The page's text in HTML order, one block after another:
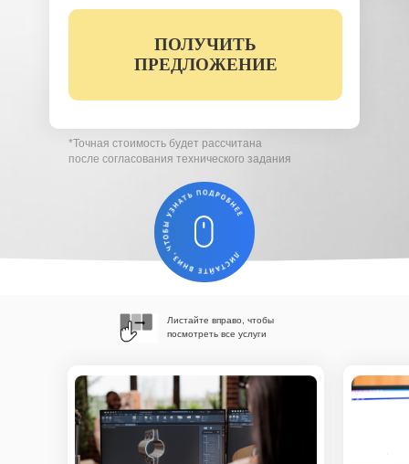
*Точная стоимость будет рассчитана
после согласования технического задания
Вы соглашаетесь с условиями обработки
персональных данных (ознакомиться)
ПОЛУЧИТЬ
ПРЕДЛОЖЕНИЕ
Листайте вправо, чтобы
посмотреть все услуги